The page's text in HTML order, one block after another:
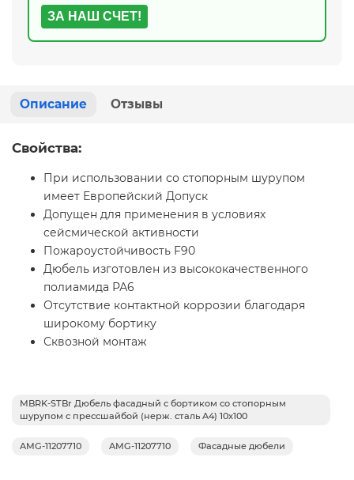
ЗА НАШ СЧЕТ!
Описание Отзывы
Свойства:
При использовании со стопорным шурупом
имеет Европейский Допуск
Допущен для применения в условиях
сейсмической активности
Пожароустойчивость F90
Дюбель изготовлен из высококачественного
полиамида РА6
Отсутствие контактной коррозии благодаря
широкому бортику
Сквозной монтаж
MBRK-STBr Дюбель фасадный с бортиком со стопорным
шурупом с прессшайбой (нерж. сталь A4) 10х100
AMG-11207710 AMG-11207710 Фасадные дюбели